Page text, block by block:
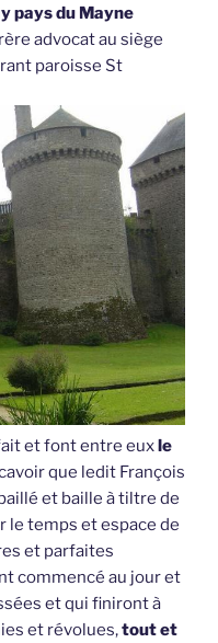
pays du Mayne
advocat au siège
paroisse St
et font entre euxle
que ledit François
et baille à tiltre de
le temps et espace de
et parfaites
commencé au jour et
et qui finiront à
et révolues,tout et